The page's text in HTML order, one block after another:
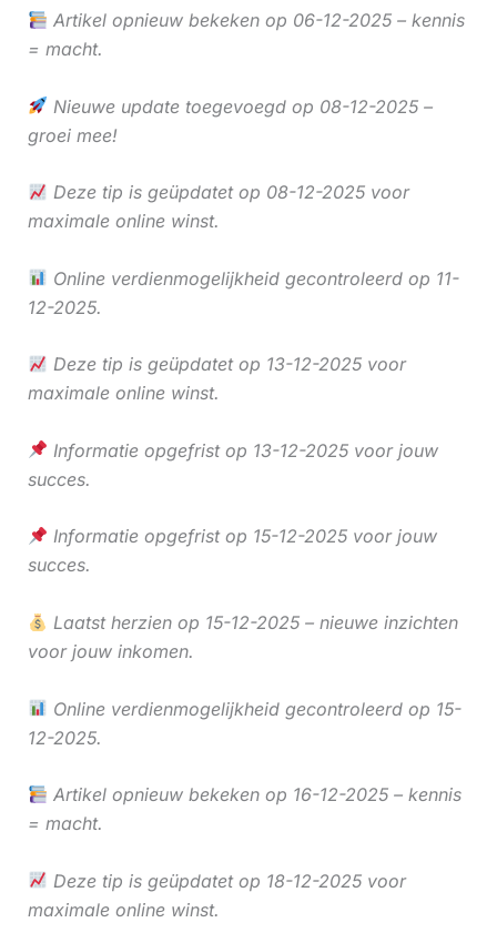
Artikel opnieuw bekeken op 06-12-2025 – kennis
= macht.
Nieuwe update toegevoegd op 08-12-2025 –
groei mee!
Deze tip is geüpdatet op 08-12-2025 voor
maximale online winst.
Online verdienmogelijkheid gecontroleerd op 11-
12-2025.
Deze tip is geüpdatet op 13-12-2025 voor
maximale online winst.
Informatie opgefrist op 13-12-2025 voor jouw
succes.
Informatie opgefrist op 15-12-2025 voor jouw
succes.
Laatst herzien op 15-12-2025 – nieuwe inzichten
voor jouw inkomen.
Online verdienmogelijkheid gecontroleerd op 15-
12-2025.
Artikel opnieuw bekeken op 16-12-2025 – kennis
= macht.
Deze tip is geüpdatet op 18-12-2025 voor
maximale online winst.